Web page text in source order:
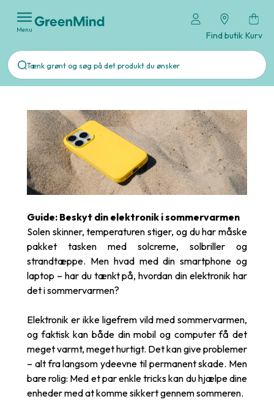
Menu
Find butik Kurv
Guide: Beskyt din elektronik i sommervarmen
Solen skinner, temperaturen stiger, og du har måske
pakket tasken med solcreme, solbriller og
strandtæppe. Men hvad med din smartphone og
laptop – har du tænkt på, hvordan din elektronik har
det i sommervarmen?
Elektronik er ikke ligefrem vild med sommervarmen,
og faktisk kan både din mobil og computer få det
meget varmt, meget hurtigt. Det kan give problemer
– alt fra langsom ydeevne til permanent skade. Men
bare rolig: Med et par enkle tricks kan du hjælpe dine
enheder med at komme sikkert gennem sommeren.